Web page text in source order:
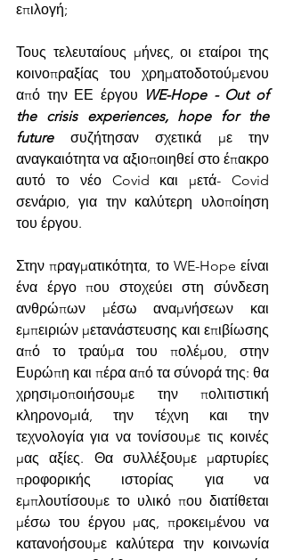
επιλογή;
Τους τελευταίους μήνες, οι εταίροι της
κοινοπραξίας του χρηματοδοτούμενου
από την ΕΕ έργου WE-Hope - Out of
the crisis experiences, hope for the
future συζήτησαν σχετικά με την
αναγκαιότητα να αξιοποιηθεί στο έπακρο
αυτό το νέο Covid και μετά- Covid
σενάριο, για την καλύτερη υλοποίηση
του έργου.
Στην πραγματικότητα, το WE-Hope είναι
ένα έργο που στοχεύει στη σύνδεση
ανθρώπων μέσω αναμνήσεων και
εμπειριών μετανάστευσης και επιβίωσης
από το τραύμα του πολέμου, στην
Ευρώπη και πέρα από τα σύνορά της: θα
χρησιμοποιήσουμε την πολιτιστική
κληρονομιά, την τέχνη και την
τεχνολογία για να τονίσουμε τις κοινές
μας αξίες. Θα συλλέξουμε μαρτυρίες
προφορικής ιστορίας για να
εμπλουτίσουμε το υλικό που διατίθεται
μέσω του έργου μας, προκειμένου να
κατανοήσουμε καλύτερα την κοινωνία